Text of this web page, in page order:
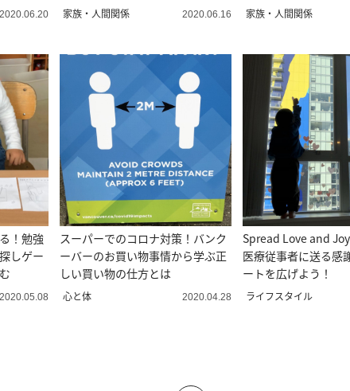
2020.06.20 家族・人間関係 2020.06.16 家族・人間関係
！勉強
しゲー
2020.05.08
スーパーでのコロナ対策！バンク
ーバーのお買い物事情から学ぶ正
しい買い物の仕方とは
心と体 2020.04.28
Spread Love and
医療従事者に送る感
ートを広げよう！
ライフスタイル